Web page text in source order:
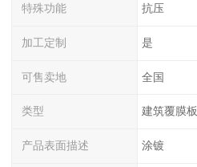
特殊功能 抗压
加工定制 是
可售卖地 全国
类型 建筑覆膜板
产品表面描述 涂镀